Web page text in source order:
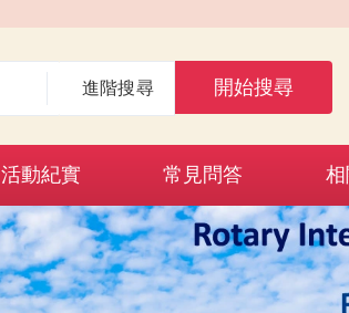
進階搜尋 開始搜尋
活動紀實 常見問答